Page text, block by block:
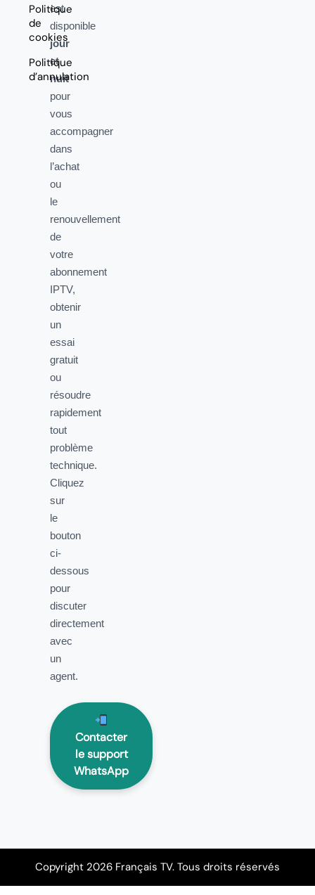
Politique
de
cookies
Politique
d’annulation
est
disponible
jour
et
nuit
pour
vous
accompagner
dans
l’achat
ou
le
renouvellement
de
votre
abonnement
IPTV,
obtenir
un
essai
gratuit
ou
résoudre
rapidement
tout
problème
technique.
Cliquez
sur
le
bouton
ci-
dessous
pour
discuter
directement
avec
un
agent.
Contacter
le support
WhatsApp
Copyright 2026 Français TV. Tous droits réservés